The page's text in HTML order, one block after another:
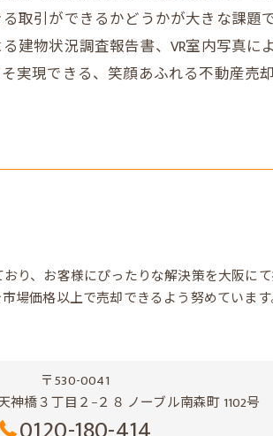
取引ができるかどうかが大きな課題
建物状況調査報告書、VR室内写真
実現できる、笑顔あふれる不動産売
り、お客様にぴったりな解決策を大阪に
場価格以上で売却できるよう努めていま
〒530-0041
神橋３丁目２−２８ ノーブル南森町 1102号